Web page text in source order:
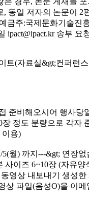
, 동일 저자의 논문이
금주:국제문화기술진
ipact@ipact.kr 송부 요
트(자료실&gt;컨퍼런
준비해오시어 행사당
장 정도 분량으로 각
이용)
월) 까지---&gt; 연장없
사이즈 6~10장 (자유
영상 내보내기 생성
상 파일(음성O)을 이